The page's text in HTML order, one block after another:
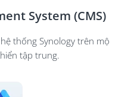
System (CMS)
thống Synology trên mộ
tập trung.